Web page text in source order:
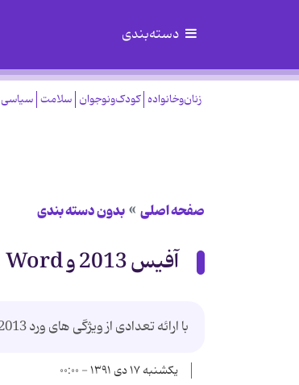
دسته‌بندی
زنان‌وخانواده کودک‌ونوجوان سلامت سیاسی
صفحه اصلی بدون دسته بندی
آفیس 2013 و Word لمسی(قسمت دوم)
با ارائه تعدادی از ویژگی های ورد 2013 در بخش قبل در این بخش به معرفی بقیه ویژگی های ورد می پردازیم.
یکشنبه ۱۷ دی ۱۳۹۱ - ۰۰:۰۰